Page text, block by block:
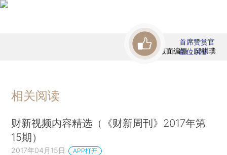
版面编辑：邱祺璞
首席赞赏官
虚位以待
相关阅读
财新视频内容精选（《财新周刊》2017年第
15期）
2017年04月15日 APP打开